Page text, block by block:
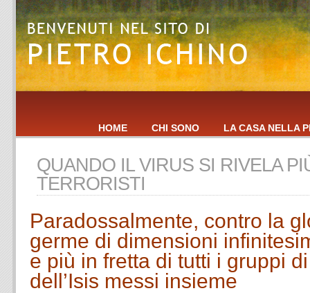
HOME CHI SONO LA CASA NELLA
QUANDO IL VIRUS SI RIVELA
TERRORISTI
Paradossalmente, contro la
germe di dimensioni
e più in fretta di tutti i gruppi
dell’Isis messi insieme